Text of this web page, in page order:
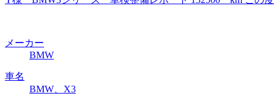
メーカー
BMW
車名
BMW、X3